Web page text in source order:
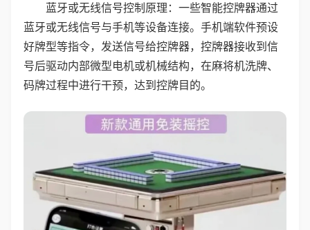
蓝牙或无线信号控制原理：一些智能控牌器通过
蓝牙或无线信号与手机等设备连接。手机端软件预设
好牌型等指令，发送信号给控牌器，控牌器接收到信
号后驱动内部微型电机或机械结构，在麻将机洗牌、
码牌过程中进行干预，达到控牌目的。